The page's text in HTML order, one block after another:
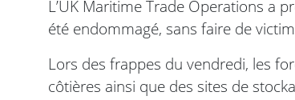
L’UK Maritime Trade Operations a
été endommagé, sans faire de
Lors des frappes du vendredi, les
côtières ainsi que des sites de